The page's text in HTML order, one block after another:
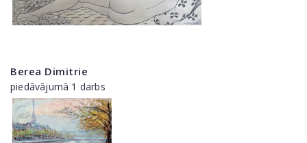
Berea Dimitrie
piedāvājumā 1 darbs